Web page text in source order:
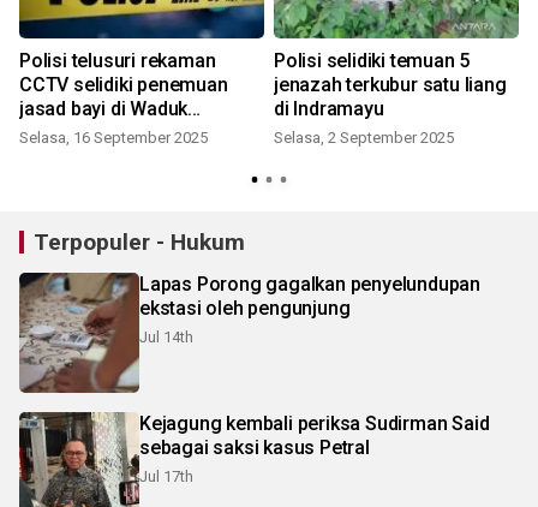
Polisi telusuri rekaman
CCTV selidiki penemuan
jasad bayi di Waduk
Cilangkap
Selasa, 16 September 2025
Polisi selidiki temuan 5
jenazah terkubur satu liang
di Indramayu
Selasa, 2 September 2025
Terpopuler - Hukum
Lapas Porong gagalkan penyelundupan
ekstasi oleh pengunjung
Jul 14th
Kejagung kembali periksa Sudirman Said
sebagai saksi kasus Petral
Jul 17th